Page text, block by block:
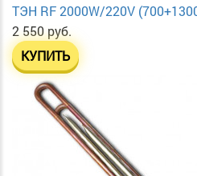
ТЭН RF 2000W/220V
2 550 руб.
КУПИТЬ